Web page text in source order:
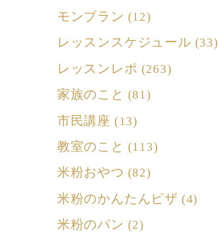
モンブラン (12)
レッスンスケジュール (33)
レッスンレポ (263)
家族のこと (81)
市民講座 (13)
教室のこと (113)
米粉おやつ (82)
米粉のかんたんピザ (4)
米粉のパン (2)